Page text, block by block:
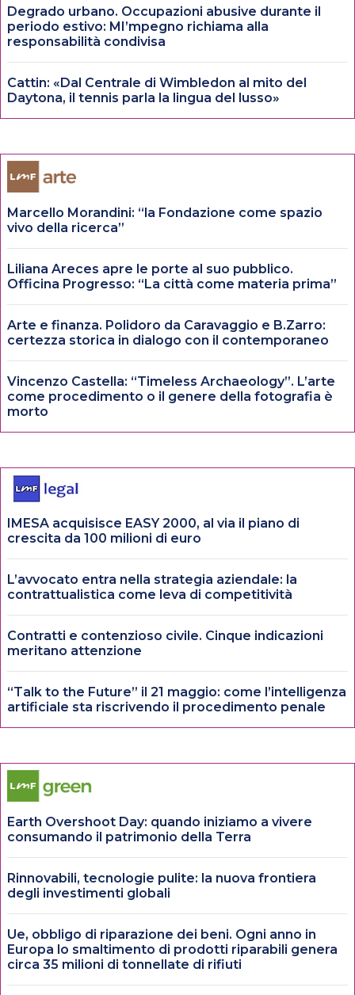
Degrado urbano. Occupazioni abusive durante il
periodo estivo: MI’mpegno richiama alla
responsabilità condivisa
Cattin: «Dal Centrale di Wimbledon al mito del
Daytona, il tennis parla la lingua del lusso»
Marcello Morandini: “la Fondazione come spazio
vivo della ricerca”
Liliana Areces apre le porte al suo pubblico.
Officina Progresso: “La città come materia prima”
Arte e finanza. Polidoro da Caravaggio e B.Zarro:
certezza storica in dialogo con il contemporaneo
Vincenzo Castella: “Timeless Archaeology”. L’arte
come procedimento o il genere della fotografia è
morto
IMESA acquisisce EASY 2000, al via il piano di
crescita da 100 milioni di euro
L’avvocato entra nella strategia aziendale: la
contrattualistica come leva di competitività
Contratti e contenzioso civile. Cinque indicazioni
meritano attenzione
“Talk to the Future” il 21 maggio: come l’intelligenza
artificiale sta riscrivendo il procedimento penale
Earth Overshoot Day: quando iniziamo a vivere
consumando il patrimonio della Terra
Rinnovabili, tecnologie pulite: la nuova frontiera
degli investimenti globali
Ue, obbligo di riparazione dei beni. Ogni anno in
Europa lo smaltimento di prodotti riparabili genera
circa 35 milioni di tonnellate di rifiuti